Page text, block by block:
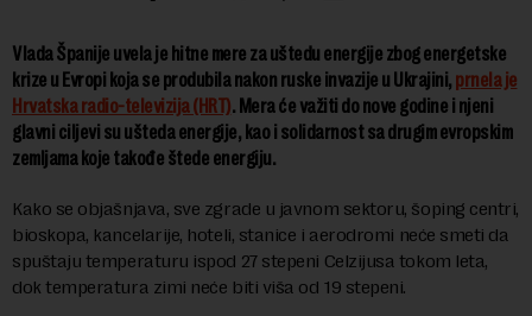
Vlada Španije uvela je hitne mere za uštedu energije zbog energetske
krize u Evropi koja se produbila nakon ruske invazije u Ukrajini, prnela je
Hrvatska radio-televizija (HRT). Mera će važiti do nove godine i njeni
glavni ciljevi su ušteda energije, kao i solidarnost sa drugim evropskim
zemljama koje takođe štede energiju.
Kako se objašnjava, sve zgrade u javnom sektoru, šoping centri,
bioskopa, kancelarije, hoteli, stanice i aerodromi neće smeti da
spuštaju temperaturu ispod 27 stepeni Celzijusa tokom leta,
dok temperatura zimi neće biti viša od 19 stepeni.